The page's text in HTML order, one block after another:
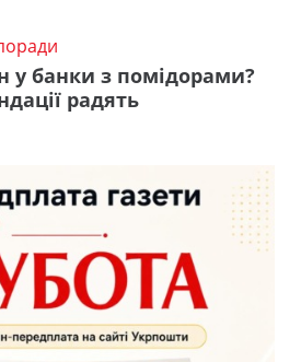
у банки з помідорами?
радять